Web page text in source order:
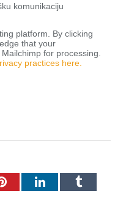
komunikaciju
platform. By clicking
that your
for processing.
practices here.
PinterestLinkedInTumblr